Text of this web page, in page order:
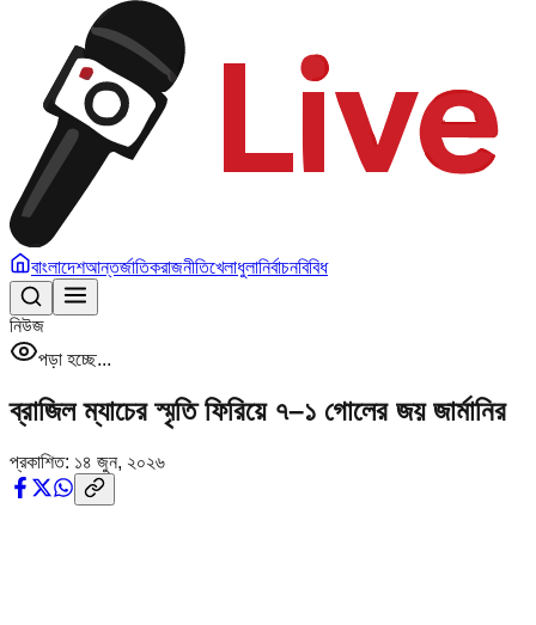
বাংলাদেশআন্তর্জাতিকরাজনীতিখেলাধুলানির্বাচনবিবিধ
নিউজ
পড়া হচ্ছে...
ব্রাজিল ম্যাচের স্মৃতি ফিরিয়ে ৭–১ গোলের জয় জার্মানির
প্রকাশিত: ১৪ জুন, ২০২৬